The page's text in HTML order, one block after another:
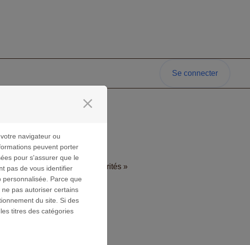
Se connecter
:
pour renforcer les solidarités »
close
navigateur ou
peuvent porter
pour s'assurer que le
pas de vous identifier
Parce que
pas autoriser certains
du site. Si des
titres des catégories